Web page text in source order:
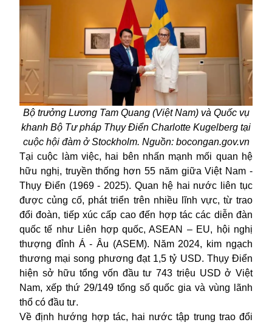
Bộ trưởng Lương Tam Quang (Việt Nam) và Quốc vụ
khanh Bộ Tư pháp Thụy Điển Charlotte Kugelberg tại
cuộc hội đàm ở Stockholm. Nguồn: bocongan.gov.vn
Tại cuộc làm việc, hai bên nhấn mạnh mối quan hệ
hữu nghị, truyền thống hơn 55 năm giữaViệt Nam -
Thụy Điển (1969 - 2025). Quan hệ hai nước liên tục
được củng cố, phát triển trên nhiều lĩnh vực, từ trao
đổi đoàn, tiếp xúc cấp cao đến hợp tác các diễn đàn
quốc tế như Liên hợp quốc, ASEAN – EU, hội nghị
thượng đỉnh Á - Âu (ASEM). Năm 2024, kim ngạch
thương mại song phương đạt 1,5 tỷ USD. Thụy Điển
hiện sở hữu tổng vốn đầu tư 743 triệu USD ở Việt
Nam, xếp thứ 29/149 tổng số quốc gia và vùng lãnh
thổ có đầu tư.
Về định hướng hợp tác, hai nước tập trung trao đổi